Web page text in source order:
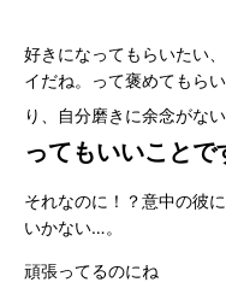
好きになってもらいたい
イだね。って褒めてもら
り、自分磨きに余念がない
ってもいいことで
それなのに！？意中の彼
いかない…。
頑張ってるのにね